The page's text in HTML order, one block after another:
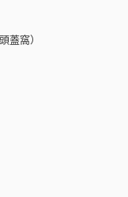
蓋窩）